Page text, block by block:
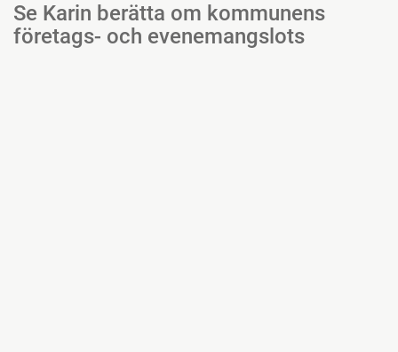
Se Karin berätta om kommunens
företags- och evenemangslots